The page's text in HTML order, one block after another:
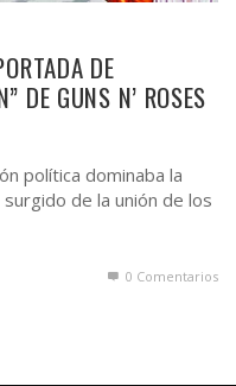
DE
DE GUNS N’ ROSES
política dominaba la
de la unión de los
0 Comentarios